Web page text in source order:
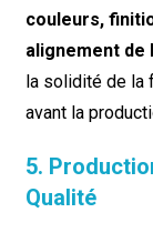
couleurs,
alignement
la solidité de la
avant la
5.
Qualité